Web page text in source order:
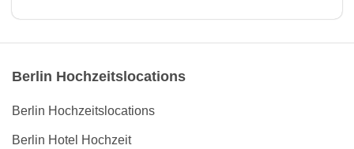
Berlin Hochzeitslocations
Berlin Hochzeitslocations
Berlin Hotel Hochzeit